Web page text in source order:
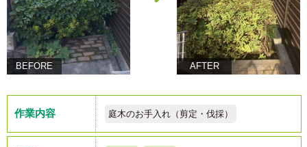
BEFORE AFTER
作業内容 庭木のお手入れ（剪定・伐採）